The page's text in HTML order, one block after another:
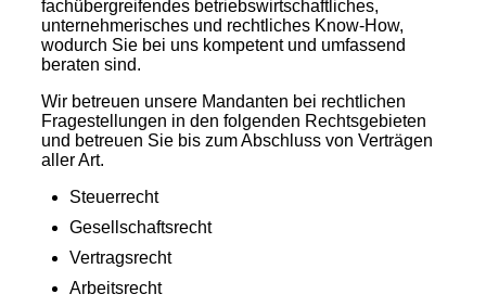
fachübergreifendes betriebswirtschaftliches,
unternehmerisches und rechtliches Know-How,
wodurch Sie bei uns kompetent und umfassend
beraten sind.
Wir betreuen unsere Mandanten bei rechtlichen
Fragestellungen in den folgenden Rechtsgebieten
und betreuen Sie bis zum Abschluss von Verträgen
aller Art.
Steuerrecht
Gesellschaftsrecht
Vertragsrecht
Arbeitsrecht